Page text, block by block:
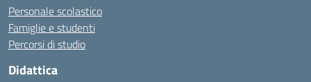
Personale scolastico
Famiglie e studenti
Percorsi di studio
Didattica